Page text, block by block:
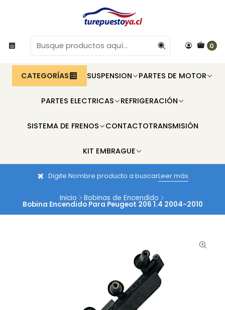
0
CATEGORÍAS SUSPENSION PARTES DE MOTOR
PARTES ELECTRICAS REFRIGERACIÓN
SISTEMA DE FRENOS CONTACTOTRANSMISIÓN
KIT EMBRAGUE
Digite Nombre producto a buscarLeer más
Inicio Bobinas de Encendido
Bobina Encendido Para Peugeot 206 1.4 2004-2010